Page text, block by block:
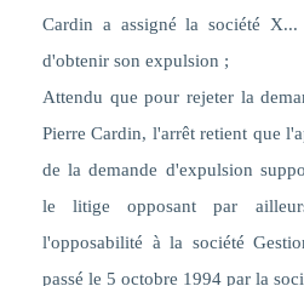
Cardin a assigné la société
d'obtenir son expulsion ;
Attendu que pour rejeter la
Pierre Cardin, l'arrêt retient que
de la demande d'expulsion
le litige opposant par
l'opposabilité à la société
passé le 5 octobre 1994 par la